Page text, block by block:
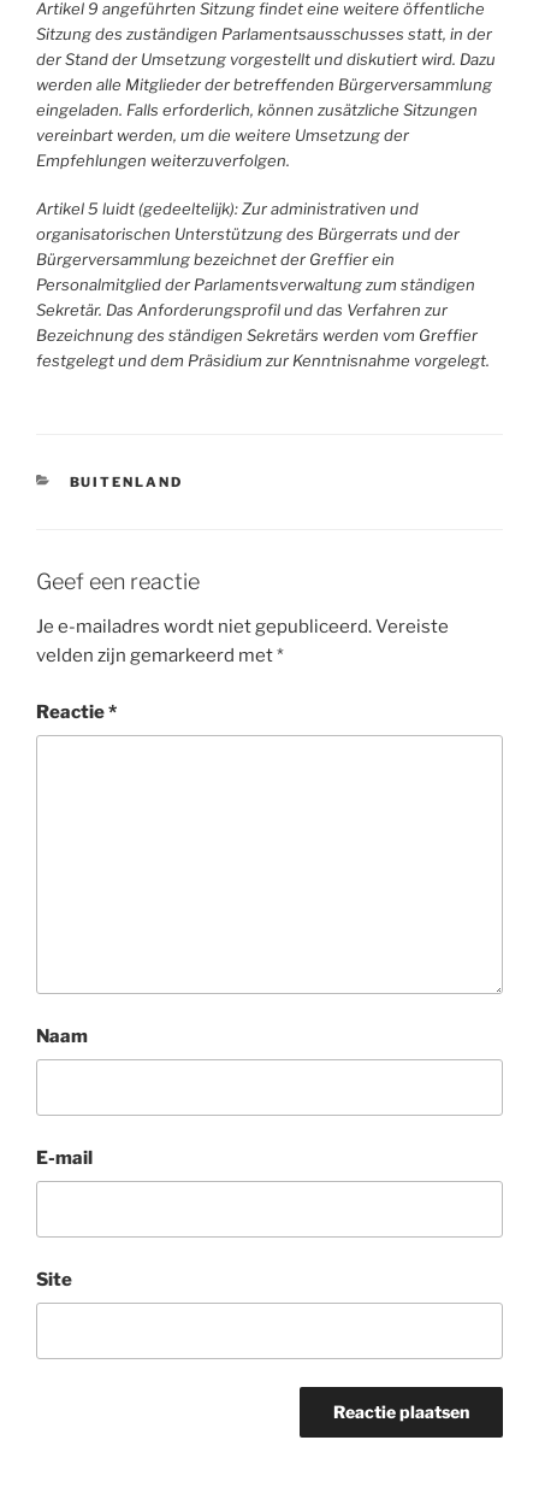
Artikel 9 angeführten Sitzung findet eine weitere öffentliche
Sitzung des zuständigen Parlamentsausschusses statt, in der
der Stand der Umsetzung vorgestellt und diskutiert wird. Dazu
werden alle Mitglieder der betreffenden Bürgerversammlung
eingeladen. Falls erforderlich, können zusätzliche Sitzungen
vereinbart werden, um die weitere Umsetzung der
Empfehlungen weiterzuverfolgen.
Artikel 5 luidt (gedeeltelijk): Zur administrativen und
organisatorischen Unterstützung des Bürgerrats und der
Bürgerversammlung bezeichnet der Greffier ein
Personalmitglied der Parlamentsverwaltung zum ständigen
Sekretär. Das Anforderungsprofil und das Verfahren zur
Bezeichnung des ständigen Sekretärs werden vom Greffier
festgelegt und dem Präsidium zur Kenntnisnahme vorgelegt.
CATEGORIEËN
BUITENLAND
Geef een reactie
Je e-mailadres wordt niet gepubliceerd.Vereiste
velden zijn gemarkeerd met*
Reactie*
Naam
E-mail
Site